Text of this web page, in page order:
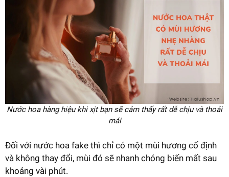
Nước hoa hàng hiệu khi xịt bạn sẽ cảm thấy rất dễ chịu và thoải
mái
Đối với nước hoa fake thì chỉ có một mùi hương cố định
và không thay đổi, mùi đó sẽ nhanh chóng biến mất sau
khoảng vài phút.